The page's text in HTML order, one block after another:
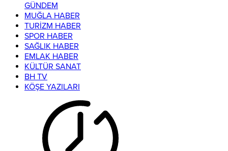
GÜNDEM
MUĞLA HABER
TURİZM HABER
SPOR HABER
SAĞLIK HABER
EMLAK HABER
KÜLTÜR SANAT
BH TV
KÖŞE YAZILARI